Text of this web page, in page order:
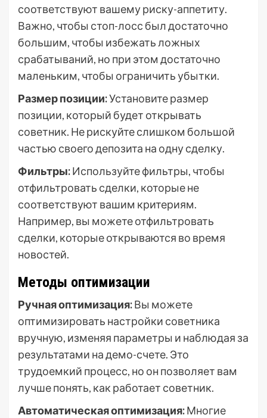
соответствуют вашему риску-аппетиту.
Важно, чтобы стоп-лосс был достаточно
большим, чтобы избежать ложных
срабатываний, но при этом достаточно
маленьким, чтобы ограничить убытки.
Размер позиции:Установите размер
позиции, который будет открывать
советник. Не рискуйте слишком большой
частью своего депозита на одну сделку.
Фильтры:Используйте фильтры, чтобы
отфильтровать сделки, которые не
соответствуют вашим критериям.
Например, вы можете отфильтровать
сделки, которые открываются во время
новостей.
Методы оптимизации
Ручная оптимизация:Вы можете
оптимизировать настройки советника
вручную, изменяя параметры и наблюдая за
результатами на демо-счете. Это
трудоемкий процесс, но он позволяет вам
лучше понять, как работает советник.
Автоматическая оптимизация:Многие